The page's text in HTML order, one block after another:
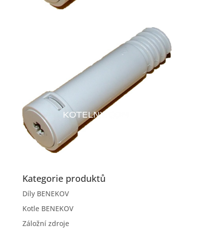
Kategorie produktů
Díly BENEKOV
Kotle BENEKOV
Záložní zdroje